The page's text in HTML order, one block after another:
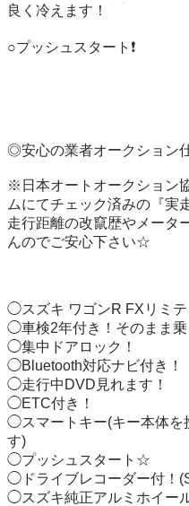
良く冷えます！
○プッシュスタート❗️
◎安心の業者オークション
※日本オートオークション
ムにてチェック済みの『実
走行距離の改竄歴やメータ
んのでご安心下さい☆
◯スズキ ワゴンR FXリミテ
◯車検2年付き！そのまま乗
◯集中ドアロック！
◯Bluetooth対応ナビ付き！
◯走行中DVD見れます！
◯ETC付き！
◯スマートキー(キー本体を
す)
◯プッシュスタート☆
◯ドライブレコーダー付！
◯スズキ純正アルミホイー